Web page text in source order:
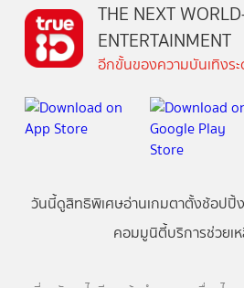
THE NEXT
ENTERTAINMENT
อีกขั้นของความบันเทิงร
วันนี้ดูสิทธิพิเศษอ่านเกมตาตั้งช้อปปิ้ง
คอมมูนิตี้บริการช่วยเ